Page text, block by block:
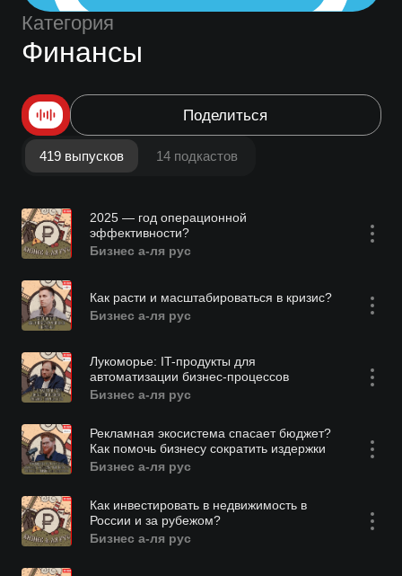
Категория
Финансы
Поделиться
419 выпусков 14 подкастов
2025 — год операционной
эффективности?
Бизнес а-ля рус
Как расти и масштабироваться в кризис?
Бизнес а-ля рус
Лукоморье: IT-продукты для
автоматизации бизнес-процессов
Бизнес а-ля рус
Рекламная экосистема спасает бюджет?
Как помочь бизнесу сократить издержки
Бизнес а-ля рус
Как инвестировать в недвижимость в
России и за рубежом?
Бизнес а-ля рус